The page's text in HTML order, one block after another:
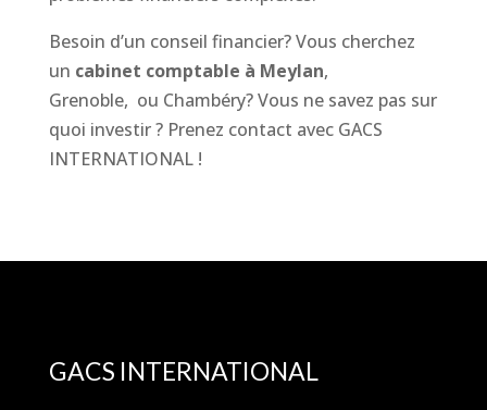
Besoin d’un conseil financier? Vous cherchez
un cabinet comptable à Meylan,
Grenoble, ou Chambéry? Vous ne savez pas sur
quoi investir ? Prenez contact avec GACS
INTERNATIONAL !
GACS INTERNATIONAL